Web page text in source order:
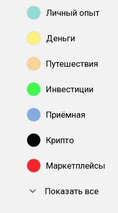
Личный опыт
Деньги
Путешествия
Инвестиции
Приёмная
Крипто
Маркетплейсы
Показать все